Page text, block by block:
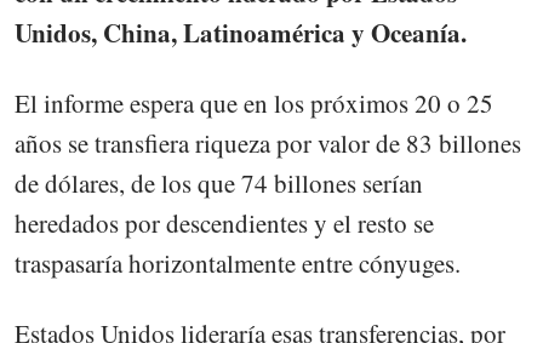
Unidos, China, Latinoamérica y Oceanía.
El informe espera que en los próximos 20 o 25
años se transfiera riqueza por valor de 83 billones
de dólares, de los que 74 billones serían
heredados por descendientes y el resto se
traspasaría horizontalmente entre cónyuges.
Estados Unidos lideraría esas transferencias, por